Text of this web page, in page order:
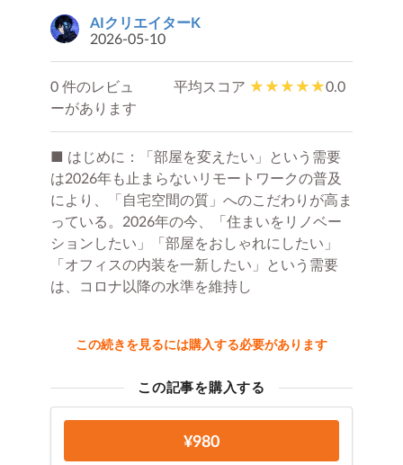
AIクリエイターK
2026-05-10
0 件のレビュ
ーがあります
平均スコア 0.0
■ はじめに：「部屋を変えたい」という需要
は2026年も止まらないリモートワークの普及
により、「自宅空間の質」へのこだわりが高ま
っている。2026年の今、「住まいをリノベー
ションしたい」「部屋をおしゃれにしたい」
「オフィスの内装を一新したい」という需要
は、コロナ以降の水準を維持し
この続きを見るには購入する必要があります
この記事を購入する
¥980